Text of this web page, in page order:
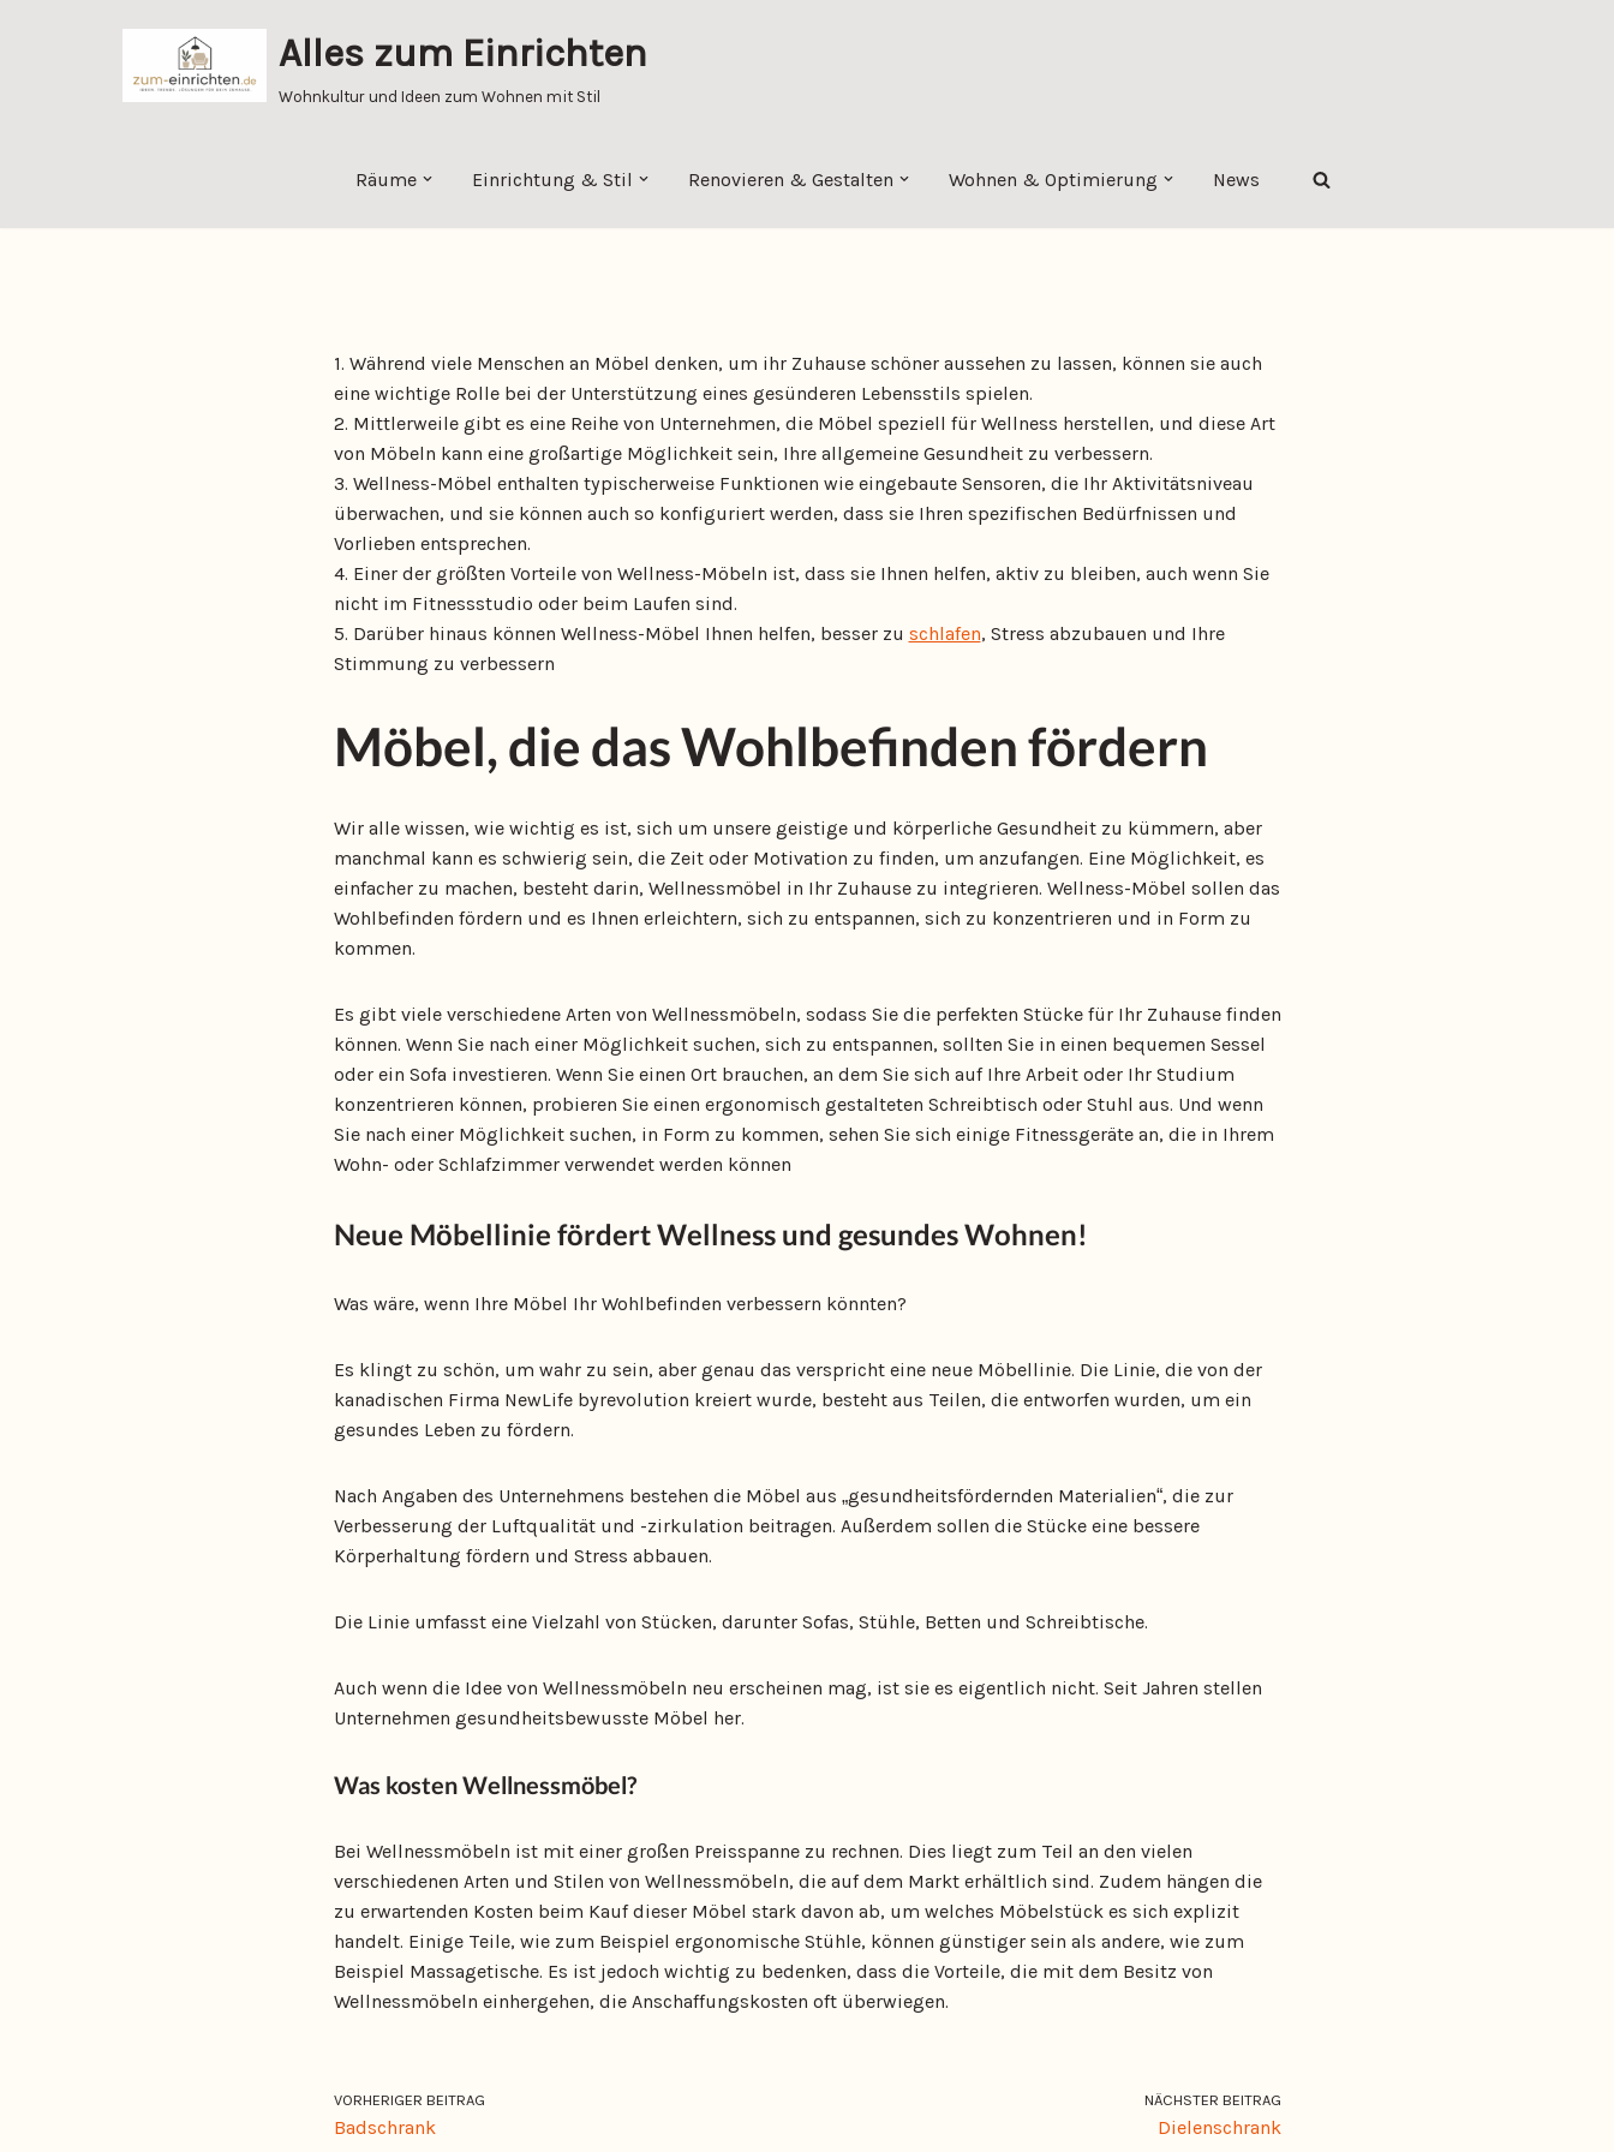
Alles zum Einrichten
Wohnkultur und Ideen zum Wohnen mit Stil
Räume Einrichtung & Stil Renovieren & Gestalten Wohnen & Optimierung News
1. Während viele Menschen an Möbel denken, um ihr Zuhause schöner aussehen zu lassen, können sie auch
eine wichtige Rolle bei der Unterstützung eines gesünderen Lebensstils spielen.
2. Mittlerweile gibt es eine Reihe von Unternehmen, die Möbel speziell für Wellness herstellen, und diese Art
von Möbeln kann eine großartige Möglichkeit sein, Ihre allgemeine Gesundheit zu verbessern.
3. Wellness-Möbel enthalten typischerweise Funktionen wie eingebaute Sensoren, die Ihr Aktivitätsniveau
überwachen, und sie können auch so konfiguriert werden, dass sie Ihren spezifischen Bedürfnissen und
Vorlieben entsprechen.
4. Einer der größten Vorteile von Wellness-Möbeln ist, dass sie Ihnen helfen, aktiv zu bleiben, auch wenn Sie
nicht im Fitnessstudio oder beim Laufen sind.
5. Darüber hinaus können Wellness-Möbel Ihnen helfen, besser zu schlafen, Stress abzubauen und Ihre
Stimmung zu verbessern
Möbel, die das Wohlbefinden fördern
Wir alle wissen, wie wichtig es ist, sich um unsere geistige und körperliche Gesundheit zu kümmern, aber
manchmal kann es schwierig sein, die Zeit oder Motivation zu finden, um anzufangen. Eine Möglichkeit, es
einfacher zu machen, besteht darin, Wellnessmöbel in Ihr Zuhause zu integrieren. Wellness-Möbel sollen das
Wohlbefinden fördern und es Ihnen erleichtern, sich zu entspannen, sich zu konzentrieren und in Form zu
kommen.
Es gibt viele verschiedene Arten von Wellnessmöbeln, sodass Sie die perfekten Stücke für Ihr Zuhause finden
können. Wenn Sie nach einer Möglichkeit suchen, sich zu entspannen, sollten Sie in einen bequemen Sessel
oder ein Sofa investieren. Wenn Sie einen Ort brauchen, an dem Sie sich auf Ihre Arbeit oder Ihr Studium
konzentrieren können, probieren Sie einen ergonomisch gestalteten Schreibtisch oder Stuhl aus. Und wenn
Sie nach einer Möglichkeit suchen, in Form zu kommen, sehen Sie sich einige Fitnessgeräte an, die in Ihrem
Wohn- oder Schlafzimmer verwendet werden können
Neue Möbellinie fördert Wellness und gesundes Wohnen!
Was wäre, wenn Ihre Möbel Ihr Wohlbefinden verbessern könnten?
Es klingt zu schön, um wahr zu sein, aber genau das verspricht eine neue Möbellinie. Die Linie, die von der
kanadischen Firma NewLife byrevolution kreiert wurde, besteht aus Teilen, die entworfen wurden, um ein
gesundes Leben zu fördern.
Nach Angaben des Unternehmens bestehen die Möbel aus „gesundheitsfördernden Materialien“, die zur
Verbesserung der Luftqualität und -zirkulation beitragen. Außerdem sollen die Stücke eine bessere
Körperhaltung fördern und Stress abbauen.
Die Linie umfasst eine Vielzahl von Stücken, darunter Sofas, Stühle, Betten und Schreibtische.
Auch wenn die Idee von Wellnessmöbeln neu erscheinen mag, ist sie es eigentlich nicht. Seit Jahren stellen
Unternehmen gesundheitsbewusste Möbel her.
Was kosten Wellnessmöbel?
Bei Wellnessmöbeln ist mit einer großen Preisspanne zu rechnen. Dies liegt zum Teil an den vielen
verschiedenen Arten und Stilen von Wellnessmöbeln, die auf dem Markt erhältlich sind. Zudem hängen die
zu erwartenden Kosten beim Kauf dieser Möbel stark davon ab, um welches Möbelstück es sich explizit
handelt. Einige Teile, wie zum Beispiel ergonomische Stühle, können günstiger sein als andere, wie zum
Beispiel Massagetische. Es ist jedoch wichtig zu bedenken, dass die Vorteile, die mit dem Besitz von
Wellnessmöbeln einhergehen, die Anschaffungskosten oft überwiegen.
VORHERIGER BEITRAG
Badschrank
NÄCHSTER BEITRAG
Dielenschrank